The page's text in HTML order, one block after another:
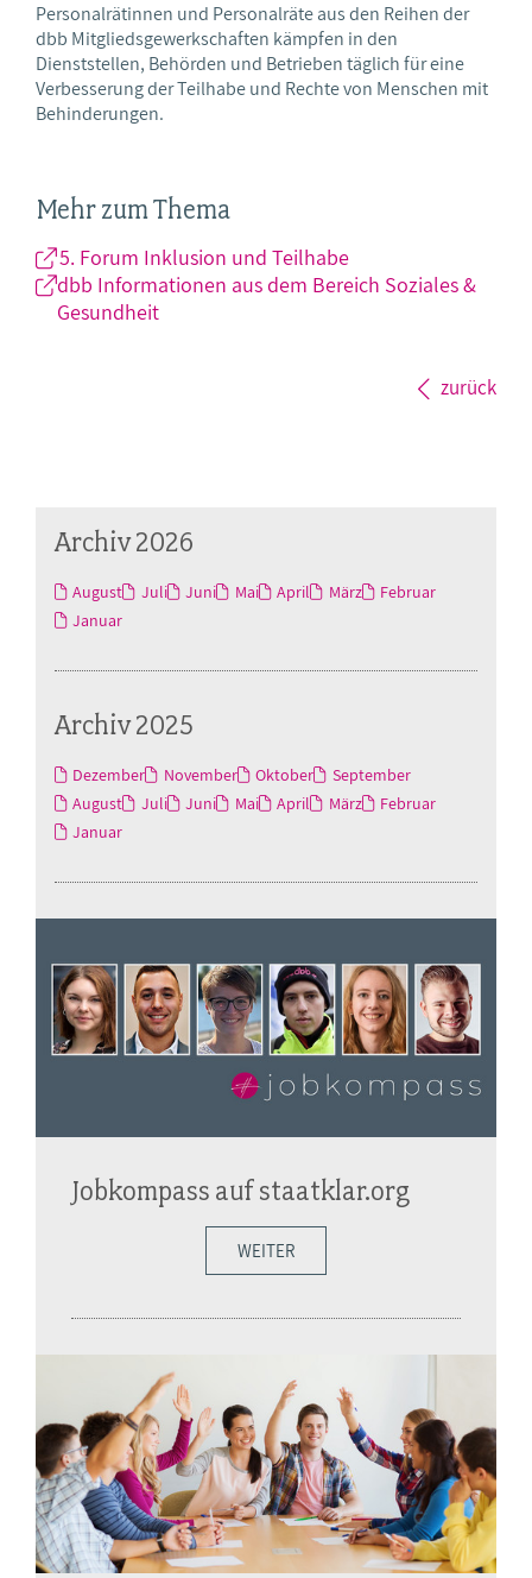
Personalrätinnen und Personalräte aus den Reihen der
dbb Mitgliedsgewerkschaften kämpfen in den
Dienststellen, Behörden und Betrieben täglich für eine
Verbesserung der Teilhabe und Rechte von Menschen mit
Behinderungen.
Mehr zum Thema
5. Forum Inklusion und Teilhabe
dbb Informationen aus dem Bereich Soziales &
Gesundheit
zurück
Archiv 2026
August Juli Juni Mai April März
Februar
Januar
Archiv 2025
Dezember November Oktober
September
August
Juli Juni Mai April März
Februar
Januar
Jobkompass auf staatklar.org
WEITER